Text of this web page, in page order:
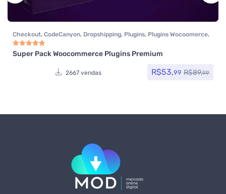
Checkout, CodeCanyon, Dropshipping, Plugins, Plugins Wocoomerce,
Todos os itens
Avaliação
Super Pack Woocommerce Plugins Premium
2667 vendas R$53,99 R$89,99